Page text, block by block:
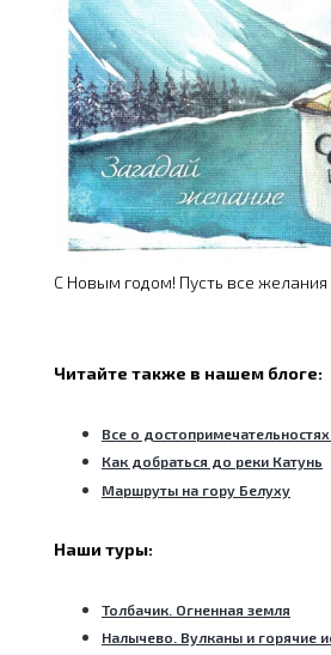
С Новым годом! Пусть все
Читайте также в нашем блоге:
Все о
Как добраться до реки Катунь
Маршруты на гору Белуху
Наши туры:
Толбачик. Огненная земля
Налычево. Вулканы и горячие